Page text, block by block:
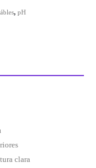
, pH
clara